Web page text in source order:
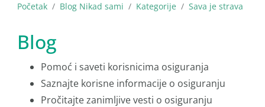
Početak Blog Nikad sami Kategorije Sava je strava
Blog
Pomoć i saveti korisnicima osiguranja
Saznajte korisne informacije o osiguranju
Pročitajte zanimljive vesti o osiguranju